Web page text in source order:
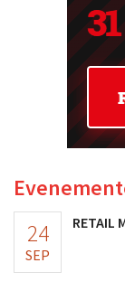
24
SEP
RETAIL